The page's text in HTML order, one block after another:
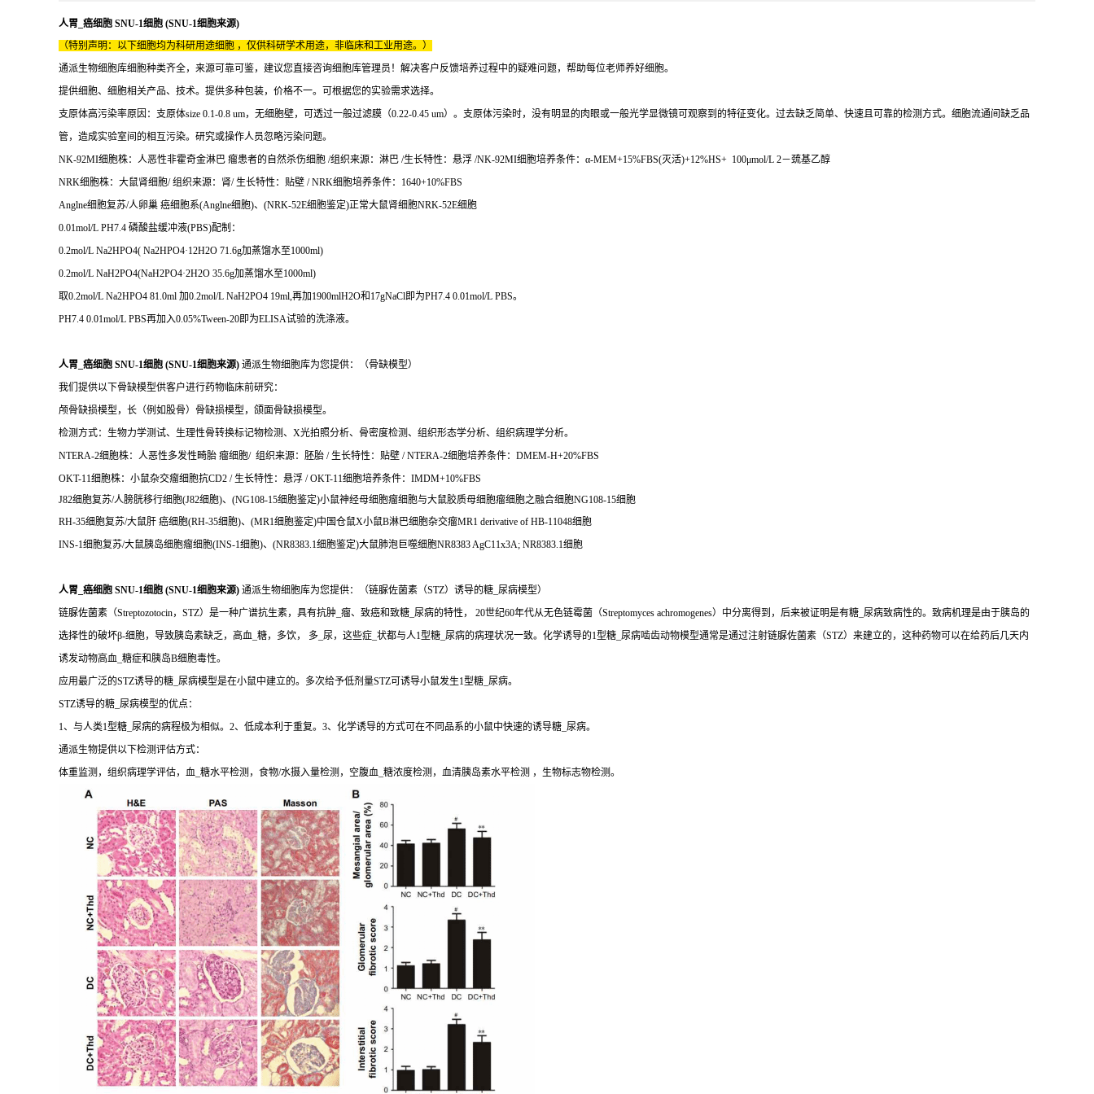
人胃_癌细胞 SNU-1细胞 (SNU-1细胞来源)
（特别声明：以下细胞均为科研用途细胞 ，仅供科研学术用途，非临床和工业用途。）
通派生物细胞库细胞种类齐全，来源可靠可鉴，建议您直接咨询细胞库管理员！解决客户反馈培养过程中的疑难问题，帮助每位老师养好细胞。
提供细胞、细胞相关产品、技术。提供多种包装，价格不一。可根据您的实验需求选择。
支原体高污染率原因：支原体size 0.1-0.8 um，无细胞壁，可透过一般过滤膜（0.22-0.45 um）。支原体污染时，没有明显的肉眼或一般光学显微镜可观察到的特征变化。过去缺乏简单、快速且可靠的检测方式。细胞流通间缺乏品
管，造成实验室间的相互污染。研究或操作人员忽略污染问题。
NK-92MI细胞株：人恶性非霍奇金淋巴 瘤患者的自然杀伤细胞 /组织来源：淋巴 /生长特性：悬浮 /NK-92MI细胞培养条件：α-MEM+15%FBS(灭活)+12%HS+ 100μmol/L 2－巯基乙醇
NRK细胞株：大鼠肾细胞/ 组织来源：肾/ 生长特性：贴壁 / NRK细胞培养条件：1640+10%FBS
Anglne细胞复苏/人卵巢 癌细胞系(Anglne细胞)、(NRK-52E细胞鉴定)正常大鼠肾细胞NRK-52E细胞
0.01mol/L PH7.4 磷酸盐缓冲液(PBS)配制：
0.2mol/L Na2HPO4( Na2HPO4·12H2O 71.6g加蒸馏水至1000ml)
0.2mol/L NaH2PO4(NaH2PO4·2H2O 35.6g加蒸馏水至1000ml)
取0.2mol/L Na2HPO4 81.0ml 加0.2mol/L NaH2PO4 19ml,再加1900mlH2O和17gNaCl即为PH7.4 0.01mol/L PBS。
PH7.4 0.01mol/L PBS再加入0.05%Tween-20即为ELISA试验的洗涤液。
人胃_癌细胞 SNU-1细胞 (SNU-1细胞来源) 通派生物细胞库为您提供：（骨缺模型）
我们提供以下骨缺模型供客户进行药物临床前研究：
颅骨缺损模型，长（例如股骨）骨缺损模型，颌面骨缺损模型。
检测方式：生物力学测试、生理性骨转换标记物检测、X光拍照分析、骨密度检测、组织形态学分析、组织病理学分析。
NTERA-2细胞株：人恶性多发性畸胎 瘤细胞/ 组织来源：胚胎 / 生长特性：贴壁 / NTERA-2细胞培养条件：DMEM-H+20%FBS
OKT-11细胞株：小鼠杂交瘤细胞抗CD2 / 生长特性：悬浮 / OKT-11细胞培养条件：IMDM+10%FBS
J82细胞复苏/人膀胱移行细胞(J82细胞)、(NG108-15细胞鉴定)小鼠神经母细胞瘤细胞与大鼠胶质母细胞瘤细胞之融合细胞NG108-15细胞
RH-35细胞复苏/大鼠肝 癌细胞(RH-35细胞)、(MR1细胞鉴定)中国仓鼠X小鼠B淋巴细胞杂交瘤MR1 derivative of HB-11048细胞
INS-1细胞复苏/大鼠胰岛细胞瘤细胞(INS-1细胞)、(NR8383.1细胞鉴定)大鼠肺泡巨噬细胞NR8383 AgC11x3A; NR8383.1细胞
人胃_癌细胞 SNU-1细胞 (SNU-1细胞来源) 通派生物细胞库为您提供：（链脲佐菌素（STZ）诱导的糖_尿病模型）
链脲佐菌素（Streptozotocin，STZ）是一种广谱抗生素，具有抗肿_瘤、致癌和致糖_尿病的特性， 20世纪60年代从无色链霉菌（Streptomyces achromogenes）中分离得到，后来被证明是有糖_尿病致病性的。致病机理是由于胰岛的
选择性的破坏β-细胞，导致胰岛素缺乏，高血_糖，多饮， 多_尿，这些症_状都与人1型糖_尿病的病理状况一致。化学诱导的1型糖_尿病啮齿动物模型通常是通过注射链脲佐菌素（STZ）来建立的，这种药物可以在给药后几天内
诱发动物高血_糖症和胰岛B细胞毒性。
应用最广泛的STZ诱导的糖_尿病模型是在小鼠中建立的。多次给予低剂量STZ可诱导小鼠发生1型糖_尿病。
STZ诱导的糖_尿病模型的优点：
1、与人类1型糖_尿病的病程极为相似。2、低成本利于重复。3、化学诱导的方式可在不同品系的小鼠中快速的诱导糖_尿病。
通派生物提供以下检测评估方式：
体重监测，组织病理学评估，血_糖水平检测，食物/水摄入量检测，空腹血_糖浓度检测，血清胰岛素水平检测 ，生物标志物检测。